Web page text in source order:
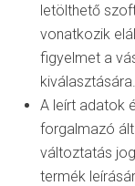
letölthető
vonatkozik
figyelmet a
A leírt adatok
forgalmazó
változtatás
termék